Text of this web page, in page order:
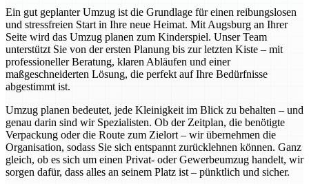
Ein gut geplanter Umzug ist die Grundlage für einen reibungslosen
und stressfreien Start in Ihre neue Heimat. Mit Augsburg an Ihrer
Seite wird das Umzug planen zum Kinderspiel. Unser Team
unterstützt Sie von der ersten Planung bis zur letzten Kiste – mit
professioneller Beratung, klaren Abläufen und einer
maßgeschneiderten Lösung, die perfekt auf Ihre Bedürfnisse
abgestimmt ist.
Umzug planen bedeutet, jede Kleinigkeit im Blick zu behalten – und
genau darin sind wir Spezialisten. Ob der Zeitplan, die benötigte
Verpackung oder die Route zum Zielort – wir übernehmen die
Organisation, sodass Sie sich entspannt zurücklehnen können. Ganz
gleich, ob es sich um einen Privat- oder Gewerbeumzug handelt, wir
sorgen dafür, dass alles an seinem Platz ist – pünktlich und sicher.